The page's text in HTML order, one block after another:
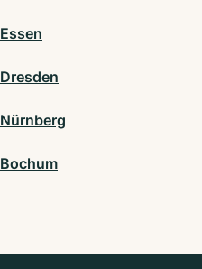
Essen
Dresden
Nürnberg
Bochum